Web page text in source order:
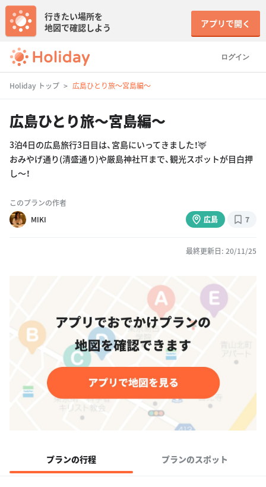
ログイン
行きたい場所を
地図で確認しよう
アプリで開く
Holiday トップ 広島ひとり旅〜宮島編〜
広島ひとり旅〜宮島編〜
3泊4日の広島旅行3日目は、宮島にいってきました！🦌
おみやげ通り(清盛通り)や厳島神社⛩まで、観光スポットが目白押
し〜！
このプランの作者
MIKI
広島 7
最終更新日: 20/11/25
プランの行程 プランのスポット